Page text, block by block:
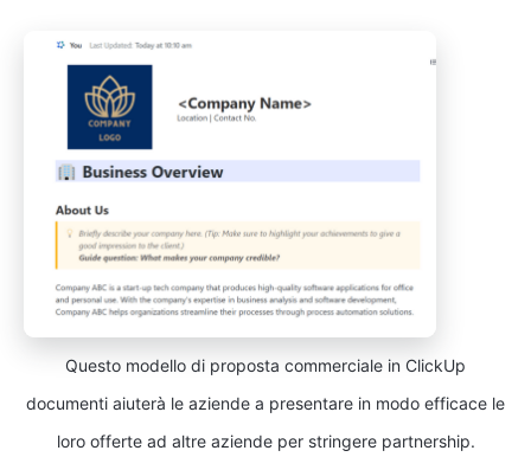
Questo modello di proposta commerciale in ClickUp
documenti aiuterà le aziende a presentare in modo efficace le
loro offerte ad altre aziende per stringere partnership.